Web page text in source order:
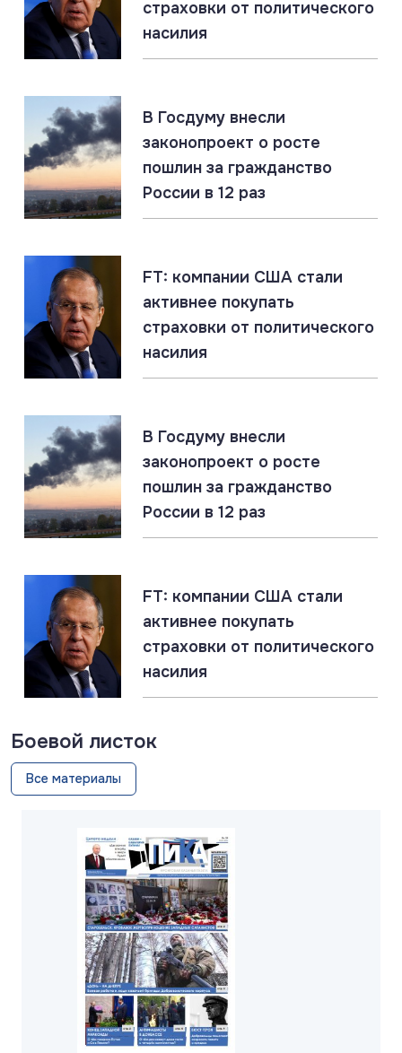
Американский эксперт призвал Трампа
предложить России перемирие
Berliner Zeitung: Patriot не работает. Российские
ракеты прорывают ПВО Киева
08.08.2026 #Оружие #Рсосия #США
США делают ставку на тактическое ядерное
07.08.2026 #Владимир Путин #Греция
Греция: «Слушай много, говори мало, верь ещё
меньше»
Юрист: создание в РФ украинской бригады
добровольцев не противоречит международному
праву
07.08.2026
#Подводные лодки #Россия #США
#Флот
США
страховки от политического
насилия
В Госдуму внесли
законопроект о росте
пошлин за гражданство
России в 12 раз
FT: компании США стали
активнее покупать
страховки от политического
насилия
В Госдуму внесли
законопроект о росте
пошлин за гражданство
России в 12 раз
FT: компании США стали
активнее покупать
страховки от политического
насилия
Боевой листок
Все материалы